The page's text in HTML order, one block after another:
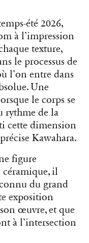
été 2026,
à l’impression
texture,
le processus de
l’on entre dans
Une
le corps se
rythme de la
cette dimension
Kawahara.
figure
il
du grand
exposition
œuvre, et que
à l’intersection